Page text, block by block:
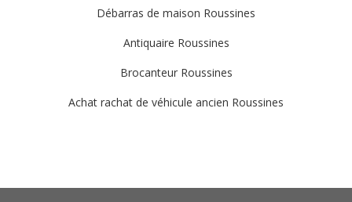
Débarras de maison Roussines
Antiquaire Roussines
Brocanteur Roussines
Achat rachat de véhicule ancien Roussines